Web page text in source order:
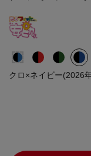
クロ×ネイビー(2026